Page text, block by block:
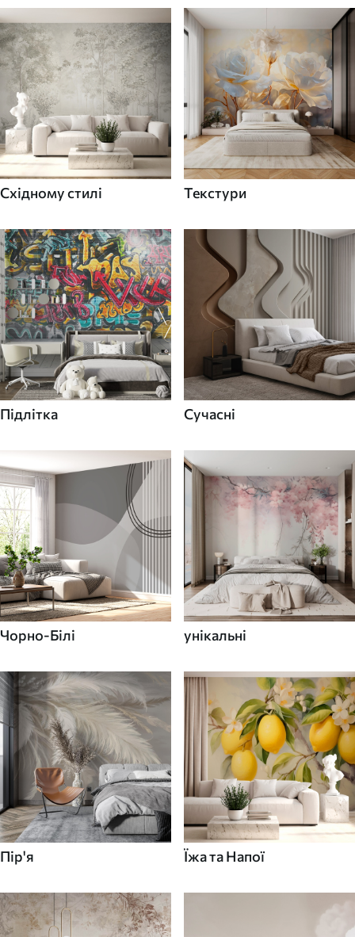
Східному стилі Текстури
Підлітка Сучасні
Чорно-Білі унікальні
Пір'я Їжа та Напої